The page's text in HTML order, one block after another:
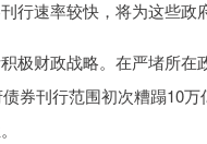
行速率较快，将为这些政
极财政战略。在严堵所在
券刊行范围初次糟蹋10